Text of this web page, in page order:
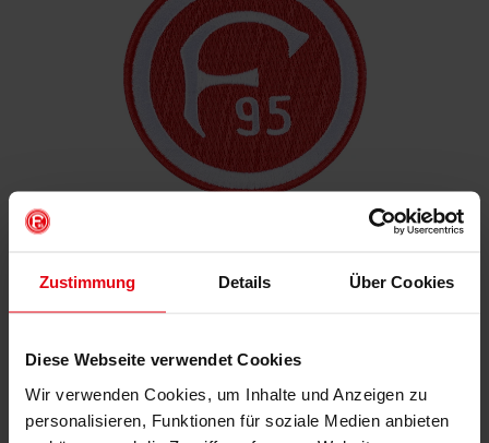
Zustimmung Details Über Cookies
Diese Webseite verwendet Cookies
Wir verwenden Cookies, um Inhalte und Anzeigen zu
personalisieren, Funktionen für soziale Medien anbieten
€ 4,95
Mitgliederpreis: € 4,46
IN DEN WARENKORB